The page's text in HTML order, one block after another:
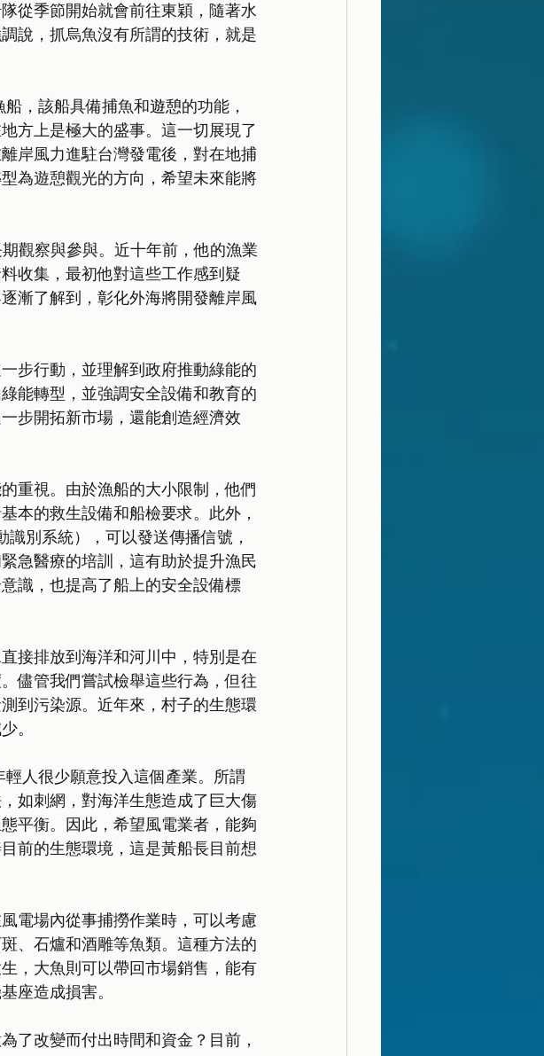
從季節開始就會前往東穎，隨著水
說，抓烏魚沒有所謂的技術，就是
船，該船具備捕魚和遊憩的功能，
方上是極大的盛事。這一切展現了
岸風力進駐台灣發電後，對在地捕
為遊憩觀光的方向，希望未來能將
觀察與參與。近十年前，他的漁業
收集，最初他對這些工作感到疑
漸了解到，彰化外海將開發離岸風
步行動，並理解到政府推動綠能的
能轉型，並強調安全設備和教育的
步開拓新市場，還能創造經濟效
重視。由於漁船的大小限制，他們
本的救生設備和船檢要求。此外，
別系統），可以發送傳播信號，
急醫療的培訓，這有助於提升漁民
識，也提高了船上的安全設備標
接排放到海洋和河川中，特別是在
儘管我們嘗試檢舉這些行為，但往
到污染源。近年來，村子的生態環
。
人很少願意投入這個產業。所謂
如刺網，對海洋生態造成了巨大傷
平衡。因此，希望風電業者，能夠
前的生態環境，這是黃船長目前想
電場內從事捕撈作業時，可以考慮
、石爐和酒雕等魚類。這種方法的
，大魚則可以帶回市場銷售，能有
座造成損害。
了改變而付出時間和資金？目前，